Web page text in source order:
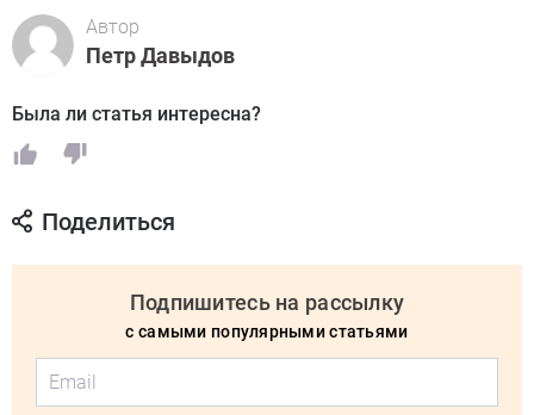
Автор
Петр Давыдов
Была ли статья интересна?
Поделиться
Подпишитесь на рассылку
с самыми популярными статьями